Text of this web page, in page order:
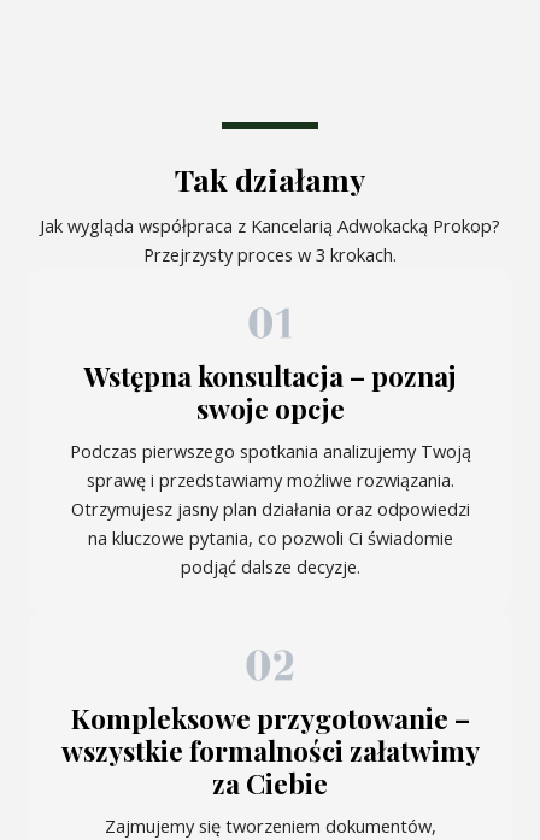
Tak działamy
Jak wygląda współpraca z Kancelarią Adwokacką Prokop?
Przejrzysty proces w 3 krokach.
Wstępna konsultacja – poznaj
swoje opcje
Podczas pierwszego spotkania analizujemy Twoją
sprawę i przedstawiamy możliwe rozwiązania.
Otrzymujesz jasny plan działania oraz odpowiedzi
na kluczowe pytania, co pozwoli Ci świadomie
podjąć dalsze decyzje.
Kompleksowe przygotowanie –
wszystkie formalności załatwimy
za Ciebie
Zajmujemy się tworzeniem dokumentów,